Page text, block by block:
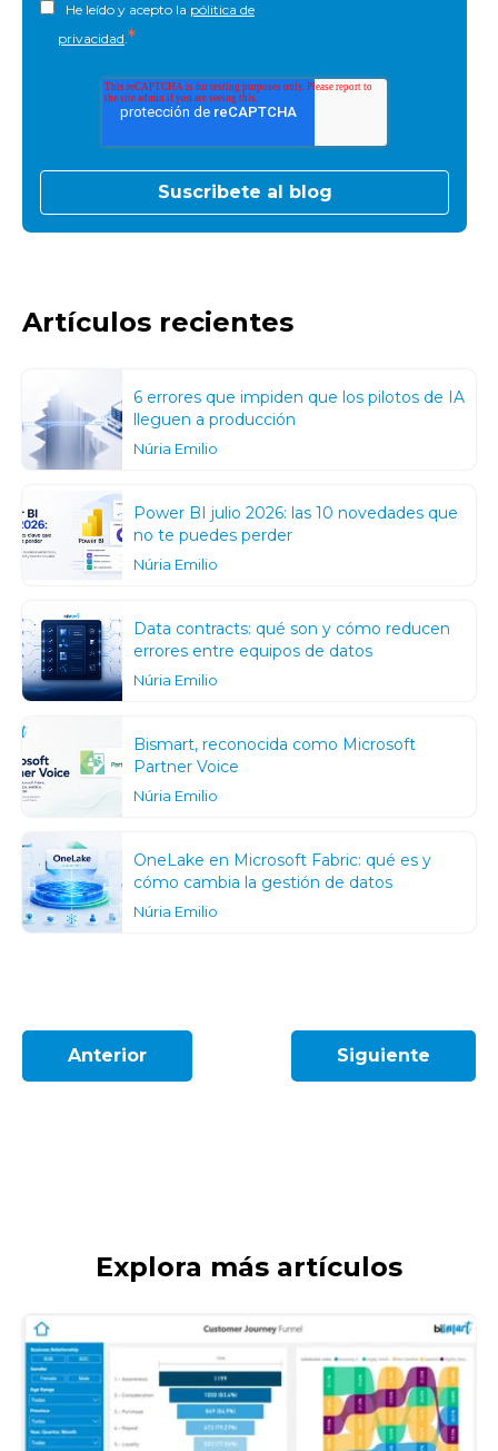
He leído y acepto la pólitica de
privacidad.*
Artículos recientes
6 errores que impiden que los pilotos de IA
lleguen a producción
Núria Emilio
Power BI julio 2026: las 10 novedades que
no te puedes perder
Núria Emilio
Data contracts: qué son y cómo reducen
errores entre equipos de datos
Núria Emilio
Bismart, reconocida como Microsoft
Partner Voice
Núria Emilio
OneLake en Microsoft Fabric: qué es y
cómo cambia la gestión de datos
Núria Emilio
Anterior Siguiente
Explora más artículos